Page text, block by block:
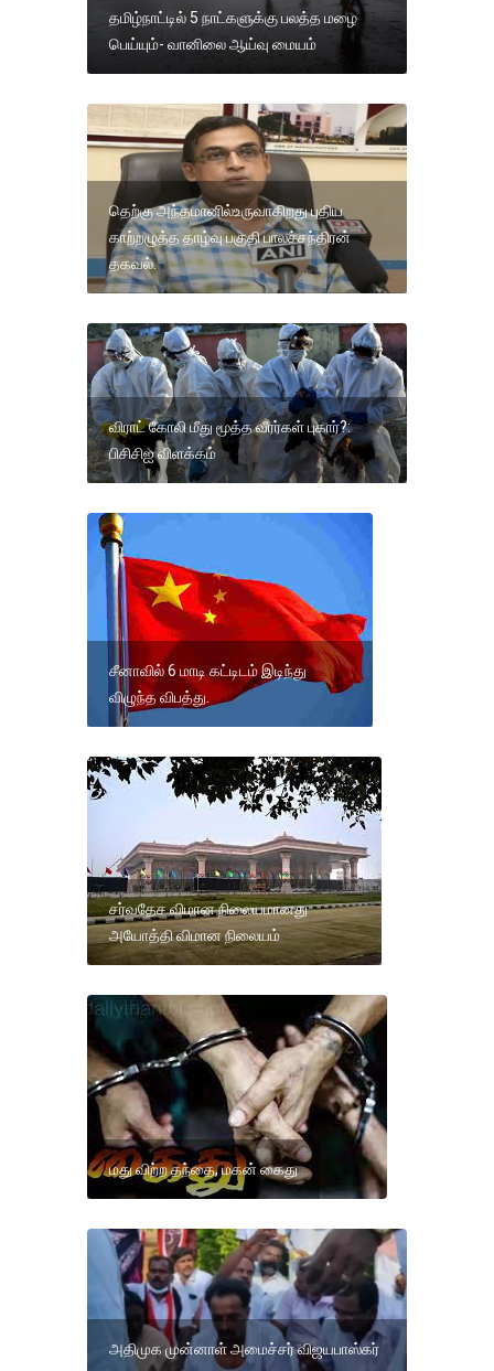
தமிழ்நாட்டில் 5 நாட்களுக்கு பலத்த மழை
பெய்யும்- வானிலை ஆய்வு மையம்
தெற்கு அந்தமானில்உருவாகிறது புதிய
காற்றழுத்த தாழ்வு பகுதி பாலச்சந்திரன்
தகவல்.
விராட் கோலி மீது மூத்த வீரர்கள் புகார்?:
பிசிசிஐ விளக்கம்
சீனாவில் 6 மாடி கட்டிடம் இடிந்து
விழுந்த விபத்து.
சர்வதேச விமான நிலையமானது
அயோத்தி விமான நிலையம்
மது விற்ற தந்தை, மகன் கைது
அதிமுக முன்னாள் அமைச்சர் விஜயபாஸ்கர்